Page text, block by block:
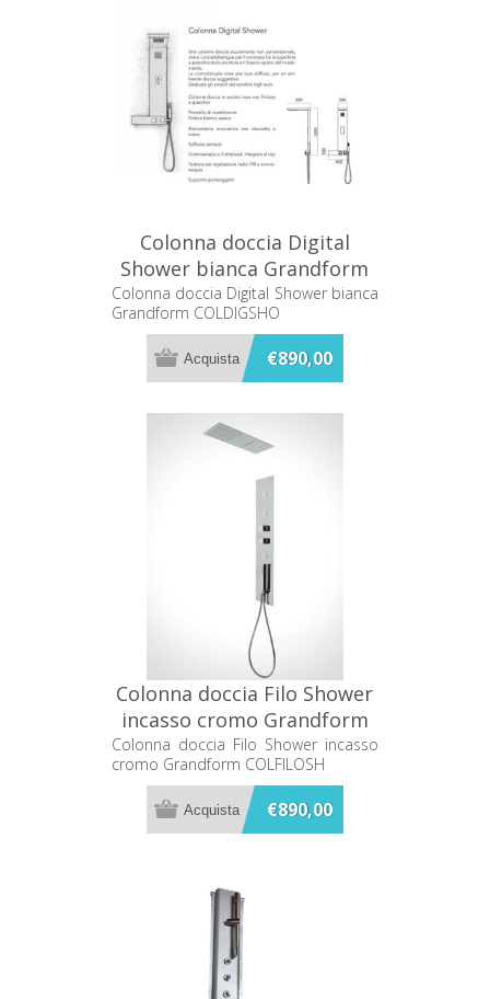
Colonna doccia Digital
Shower bianca Grandform
COLDIGSHO
Colonna doccia Digital Shower bianca
Grandform COLDIGSHO
€890,00
Colonna doccia Filo Shower
incasso cromo Grandform
COLFILOSH
Colonna doccia Filo Shower incasso
cromo Grandform COLFILOSH
€890,00